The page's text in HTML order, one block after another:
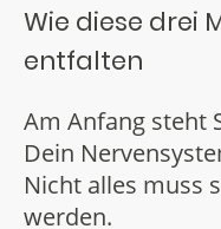
Wie diese drei
entfalten
Am Anfang steht
Dein
Nicht alles muss
werden.